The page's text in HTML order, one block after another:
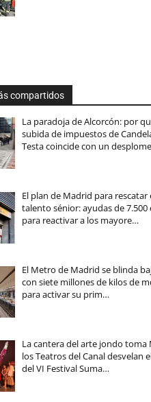
compartidos
La paradoja de Alcorcón: por
subida de impuestos de
Testa coincide con un
El plan de Madrid para rescatar
talento sénior: ayudas de 7.500
para reactivar a los mayore…
El Metro de Madrid se blinda
con siete millones de kilos de
para activar su prim…
La cantera del arte jondo toma
los Teatros del Canal desvelan
del VI Festival Suma…